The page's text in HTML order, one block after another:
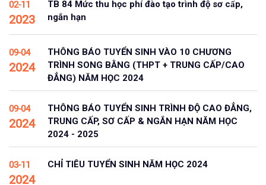
02-11
2023
TB 84 Mức thu học phí đào tạo trình độ sơ cấp,
ngắn hạn
09-04
2024
THÔNG BÁO TUYỂN SINH VÀO 10 CHƯƠNG
TRÌNH SONG BẰNG (THPT + TRUNG CẤP/CAO
ĐẲNG) NĂM HỌC 2024
09-04
2024
THÔNG BÁO TUYỂN SINH TRÌNH ĐỘ CAO ĐẲNG,
TRUNG CẤP, SƠ CẤP & NGẮN HẠN NĂM HỌC
2024 - 2025
03-11
2024
CHỈ TIÊU TUYỂN SINH NĂM HỌC 2024